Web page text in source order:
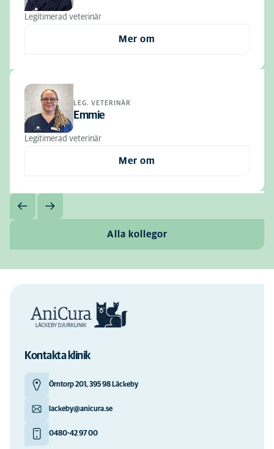
Legitimerad veterinär
Mer om
LEG. VETERINÄR
Emmie
Legitimerad veterinär
Mer om
Alla kollegor
Kontakta klinik
Örntorp 201, 395 98 Läckeby
lackeby@anicura.se
0480-42 97 00